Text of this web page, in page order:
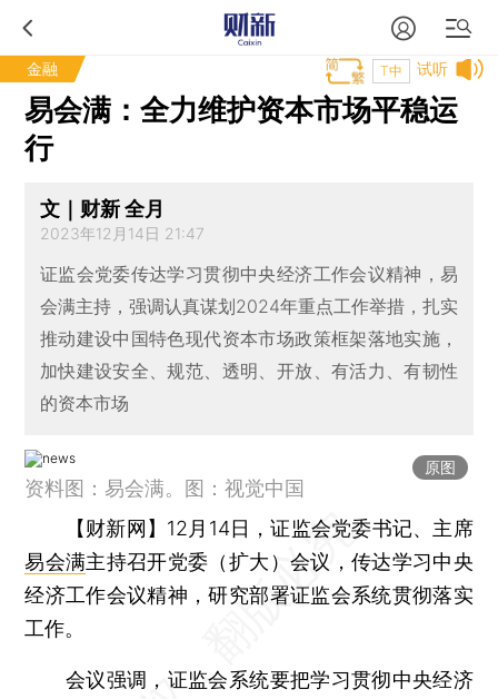
金融 试听
T中
易会满：全力维护资本市场平稳运
行
文｜财新 全月
2023年12月14日 21:47
证监会党委传达学习贯彻中央经济工作会议精神，易
会满主持，强调认真谋划2024年重点工作举措，扎实
推动建设中国特色现代资本市场政策框架落地实施，
加快建设安全、规范、透明、开放、有活力、有韧性
的资本市场
原图
资料图：易会满。图：视觉中国
【财新网】 12月14日，证监会党委书记、主席
易会满主持召开党委（扩大）会议，传达学习中央
经济工作会议精神，研究部署证监会系统贯彻落实
工作。
会议强调，证监会系统要把学习贯彻中央经济